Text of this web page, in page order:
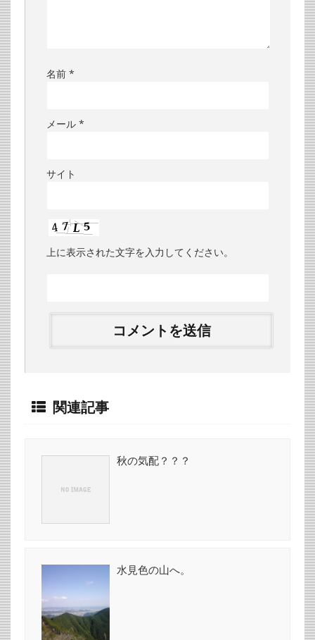
名前 *
メール *
サイト
上に表示された文字を入力してください。
関連記事
秋の気配？？？
水見色の山へ。